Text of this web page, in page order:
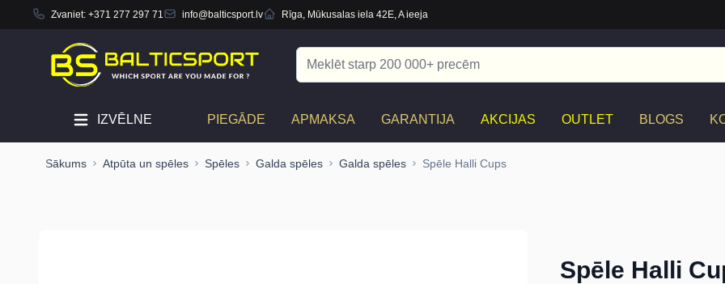
Zvaniet: +371 277 297 71 info@balticsport.lv Rīga, Mūkusalas iela 42E, A ieeja
Search
IZVĒLNE PIEGĀDE APMAKSA GARANTIJA AKCIJAS OUTLET BLOGS
Sākums Atpūta un spēles Spēles Galda spēles Galda spēles Spēle Halli Cups
Spēle Halli